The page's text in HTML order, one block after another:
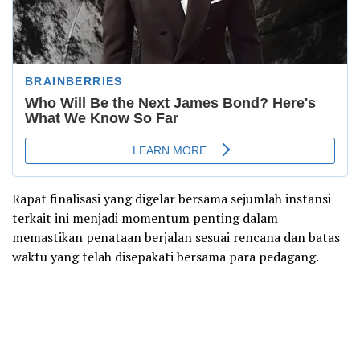
Rapat finalisasi yang digelar bersama sejumlah instansi
terkait ini menjadi momentum penting dalam
memastikan penataan berjalan sesuai rencana dan batas
waktu yang telah disepakati bersama para pedagang.